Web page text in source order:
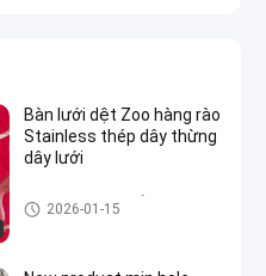
Bàn lưới dệt Zoo hàng rào
Stainless thép dây thừng
dây lưới
Lưới thép không gỉ
2026-01-15